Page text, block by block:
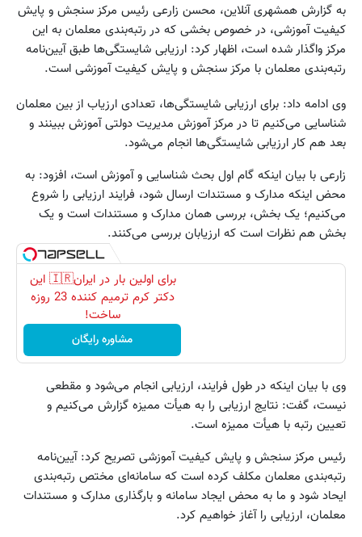
به گزارش همشهری آنلاین، محسن زارعی رئیس مرکز سنجش و پایش
کیفیت آموزشی، در خصوص بخشی که در رتبه‌بندی معلمان به این
مرکز واگذار شده است، اظهار کرد: ارزیابی شایستگی‌ها طبق آیین‌نامه
رتبه‌بندی معلمان با مرکز سنجش و پایش کیفیت آموزشی است.
وی ادامه داد: برای ارزیابی شایستگی‌ها، تعدادی ارزیاب از بین معلمان
شناسایی می‌کنیم تا در مرکز آموزش مدیریت دولتی آموزش ببینند و
بعد هم کار ارزیابی شایستگی‌ها انجام می‌شود.
زارعی با بیان اینکه گام اول بحث شناسایی و آموزش است، افزود: به
محض اینکه مدارک و مستندات ارسال شود، فرایند ارزیابی را شروع
می‌کنیم؛ یک بخش، بررسی همان مدارک و مستندات است و یک
بخش هم نظرات است که ارزیابان بررسی می‌کنند.
برای اولین بار در ایران🇮🇷 این
دکتر کرم ترمیم کننده 23 روزه
ساخت!
مشاوره رایگان
وی با بیان اینکه در طول فرایند، ارزیابی انجام می‌شود و مقطعی
نیست، گفت: نتایج ارزیابی را به هیأت ممیزه گزارش می‌کنیم و
تعیین رتبه با هیأت ممیزه است.
رئیس مرکز سنجش و پایش کیفیت آموزشی تصریح کرد: آیین‌نامه
رتبه‌بندی معلمان مکلف کرده است که سامانه‌ای مختص رتبه‌بندی
ایحاد شود و ما به محض ایجاد سامانه و بارگذاری مدارک و مستندات
معلمان، ارزیابی را آغاز خواهیم کرد.